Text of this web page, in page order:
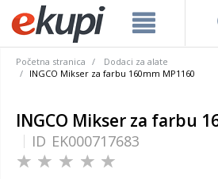
Početna stranica
Dodaci za alate
INGCO Mikser za farbu 160mm MP1160
INGCO Mikser za farbu
ID EK000717683